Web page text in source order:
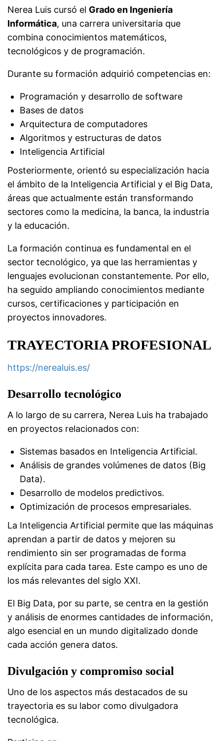
Nerea Luis cursó el Grado en Ingeniería
Informática, una carrera universitaria que
combina conocimientos matemáticos,
tecnológicos y de programación.
Durante su formación adquirió competencias en:
Programación y desarrollo de software
Bases de datos
Arquitectura de computadores
Algoritmos y estructuras de datos
Inteligencia Artificial
Posteriormente, orientó su especialización hacia
el ámbito de la Inteligencia Artificial y el Big Data,
áreas que actualmente están transformando
sectores como la medicina, la banca, la industria
y la educación.
La formación continua es fundamental en el
sector tecnológico, ya que las herramientas y
lenguajes evolucionan constantemente. Por ello,
ha seguido ampliando conocimientos mediante
cursos, certificaciones y participación en
proyectos innovadores.
TRAYECTORIA PROFESIONAL
https://nerealuis.es/
Desarrollo tecnológico
A lo largo de su carrera, Nerea Luis ha trabajado
en proyectos relacionados con:
Sistemas basados en Inteligencia Artificial.
Análisis de grandes volúmenes de datos (Big
Data).
Desarrollo de modelos predictivos.
Optimización de procesos empresariales.
La Inteligencia Artificial permite que las máquinas
aprendan a partir de datos y mejoren su
rendimiento sin ser programadas de forma
explícita para cada tarea. Este campo es uno de
los más relevantes del siglo XXI.
El Big Data, por su parte, se centra en la gestión
y análisis de enormes cantidades de información,
algo esencial en un mundo digitalizado donde
cada acción genera datos.
Divulgación y compromiso social
Uno de los aspectos más destacados de su
trayectoria es su labor como divulgadora
tecnológica.